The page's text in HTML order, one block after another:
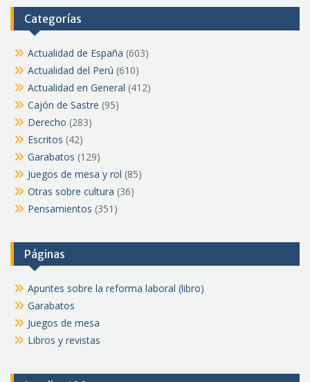
Categorías
Actualidad de España (603)
Actualidad del Perú (610)
Actualidad en General (412)
Cajón de Sastre (95)
Derecho (283)
Escritos (42)
Garabatos (129)
Juegos de mesa y rol (85)
Otras sobre cultura (36)
Pensamientos (351)
Páginas
Apuntes sobre la reforma laboral (libro)
Garabatos
Juegos de mesa
Libros y revistas